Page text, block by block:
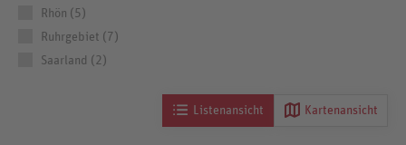
Rhön (5)
Ruhrgebiet (7)
Saarland (2)
Listenansicht Kartenansicht